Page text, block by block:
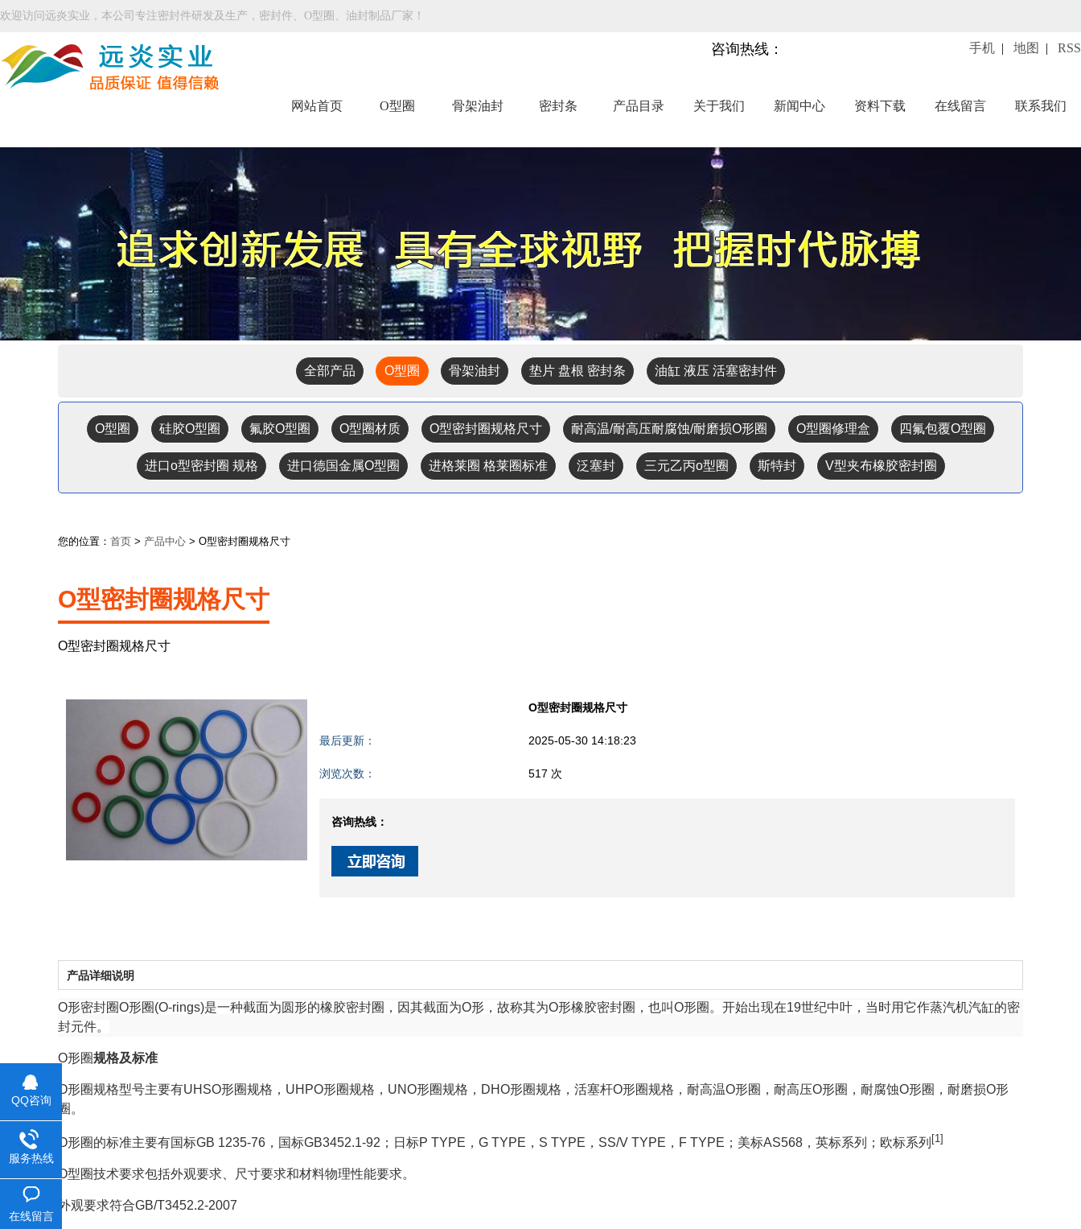
欢迎访问远炎实业，本公司专注密封件研发及生产，密封件、O型圈、油封制品厂家！
咨询热线： 手机 | 地图 | RSS
网站首页 O型圈 骨架油封 密封条 产品目录 关于我们 新闻中心 资料下载 在线留言 联系我们
全部产品 O型圈 骨架油封 垫片 盘根 密封条 油缸 液压 活塞密封件
O型圈 硅胶O型圈 氟胶O型圈 O型圈材质 O型密封圈规格尺寸 耐高温/耐高压耐腐蚀/耐磨损O形圈 O型圈修理盒 四氟包覆O型圈
进口o型密封圈 规格 进口德国金属O型圈 进格莱圈 格莱圈标准 泛塞封 三元乙丙o型圈 斯特封 V型夹布橡胶密封圈
您的位置： 首页 > 产品中心 > O型密封圈规格尺寸
O型密封圈规格尺寸
O型密封圈规格尺寸
O型密封圈规格尺寸
最后更新： 2025-05-30 14:18:23
浏览次数： 517 次
咨询热线：
产品详细说明
O形密封圈O形圈(O-rings)是一种截面为圆形的橡胶密封圈，因其截面为O形，故称其为O形橡胶密封圈，也叫O形圈。开始出现在19世纪中叶，当时用它作蒸汽机汽缸的密
封元件。
O形圈规格及标准
O形圈规格型号主要有UHSO形圈规格，UHPO形圈规格，UNO形圈规格，DHO形圈规格，活塞杆O形圈规格，耐高温O形圈，耐高压O形圈，耐腐蚀O形圈，耐磨损O形
圈。
O形圈的标准主要有国标GB 1235-76，国标GB3452.1-92；日标P TYPE，G TYPE，S TYPE，SS/V TYPE，F TYPE；美标AS568，英标系列；欧标系列 [1]
O型圈技术要求包括外观要求、尺寸要求和材料物理性能要求。
外观要求符合GB/T3452.2-2007
QQ咨询
服务热线
在线留言